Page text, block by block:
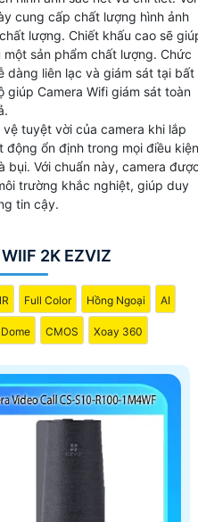
nơi. 🦉 Nét cần nghĩ đến
tính năng báo động chống
nhà của bạn hiệu quả hơn.
minh mà bạn không nên
cung cấp chất lượng hình ảnh
lượng. Chiết khấu cao sẽ
sản phẩm chất lượng. Chức
dàng liên lạc và giám sát tại bất
Camera Wifi giám sát toàn
tuyệt vời của camera khi lắp
ổn định trong mọi điều kiện
bụi. Với chuẩn này, camera
trường khắc nghiệt, giúp duy
tin cậy.
2K EZVIZ
Full Color Hồng Ngoại AI
CMOS Xoay 360